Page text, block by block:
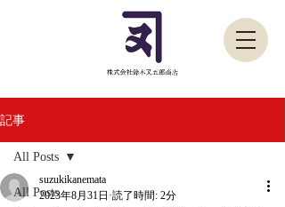
記事
All Posts
All Posts
suzukikanemata
2023年8月31日 読了時間: 2分